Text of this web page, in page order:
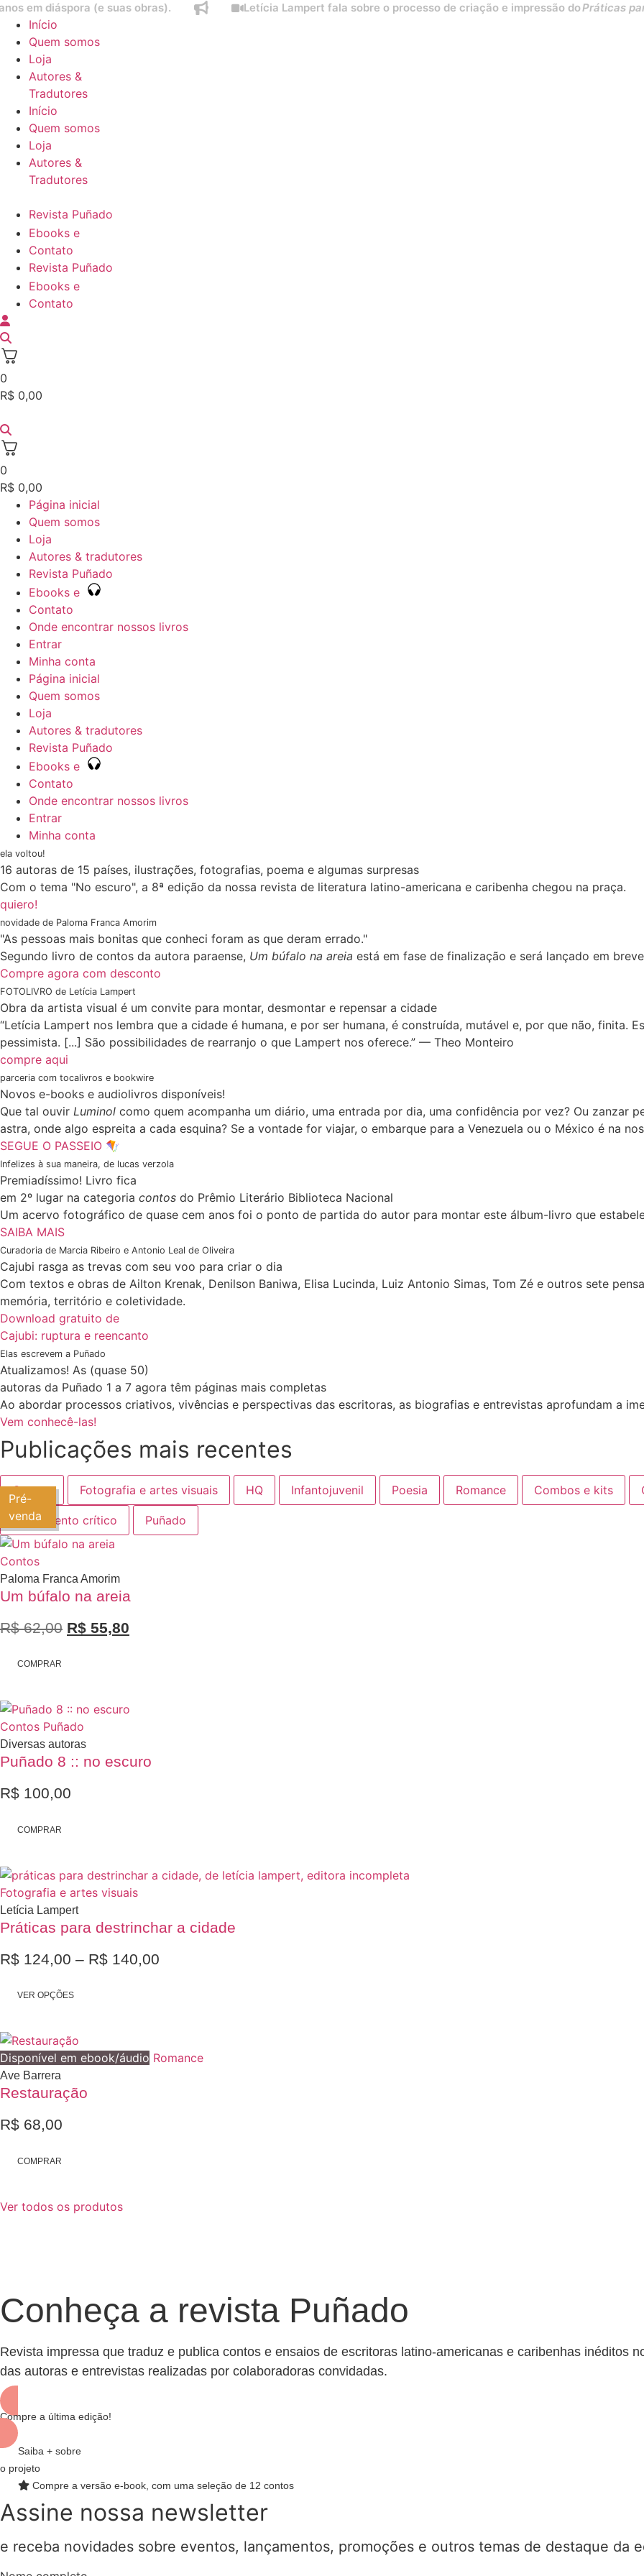
Ir
para
conteúdo
(e suas obras). Letícia Lampert fala sobre o processo de criação e impressão doPráticas para
Início
Quem somos
Loja
Autores &
Tradutores
Início
Quem somos
Loja
Autores &
Tradutores
Revista Puñado
Ebooks e
Contato
Revista Puñado
Ebooks e
Contato
0
R$ 0,00
0
R$ 0,00
Página inicial
Quem somos
Loja
Autores & tradutores
Revista Puñado
Ebooks e
Contato
Onde encontrar nossos livros
Entrar
Minha conta
Página inicial
Quem somos
Loja
Autores & tradutores
Revista Puñado
Ebooks e
Contato
Onde encontrar nossos livros
Entrar
Minha conta
ela voltou!
16 autoras de 15 países, ilustrações, fotografias, poema e algumas surpresas
Com o tema "No escuro", a 8ª edição da nossa revista de literatura latino-americana e caribenha chegou na praça.
quiero!
novidade de Paloma Franca Amorim
"As pessoas mais bonitas que conheci foram as que deram errado."
Segundo livro de contos da autora paraense, Um búfalo na areia está em fase de finalização e será lançado em
Compre agora com desconto
FOTOLIVRO de Letícia Lampert
Obra da artista visual é um convite para montar, desmontar e repensar a cidade
“Letícia Lampert nos lembra que a cidade é humana, e por ser humana, é construída, mutável e, por que não, finita.
pessimista. [...] São possibilidades de rearranjo o que Lampert nos oferece.” — Theo Monteiro
compre aqui
parceria com tocalivros e bookwire
Novos e-books e audiolivros disponíveis!
Que tal ouvir Luminol como quem acompanha um diário, uma entrada por dia, uma confidência por vez? Ou zanzar
astra, onde algo espreita a cada esquina? Se a vontade for viajar, o embarque para a Venezuela ou o México é na
SEGUE O PASSEIO 🪁
Infelizes à sua maneira, de lucas verzola
Premiadíssimo! Livro fica
em 2º lugar na categoria contos do Prêmio Literário Biblioteca Nacional
Um acervo fotográfico de quase cem anos foi o ponto de partida do autor para montar este álbum-livro que
SAIBA MAIS
Curadoria de Marcia Ribeiro e Antonio Leal de Oliveira
Cajubi rasga as trevas com seu voo para criar o dia
Com textos e obras de Ailton Krenak, Denilson Baniwa, Elisa Lucinda, Luiz Antonio Simas, Tom Zé e outros sete
memória, território e coletividade.
Download gratuito de
Cajubi: ruptura e reencanto
Elas escrevem a Puñado
Atualizamos! As (quase 50)
autoras da Puñado 1 a 7 agora têm páginas mais completas
Ao abordar processos criativos, vivências e perspectivas das escritoras, as biografias e entrevistas aprofundam a
Vem conhecê-las!
Publicações mais recentes
Contos Fotografia e artes visuais HQ Infantojuvenil Poesia Romance Combos e kits
Pensamento crítico Puñado
Pré-
venda
Contos
Paloma Franca Amorim
Um búfalo na areia
R$62,00 O
R$ 62,00.
R$ 55,80
COMPRAR
Contos Puñado
Diversas autoras
Puñado 8 :: no escuro
R$ 100,00
COMPRAR
Fotografia e artes visuais
Letícia Lampert
Práticas para destrinchar a cidade
R$ 124,00 – R$ 140,00
VER OPÇÕES
variantes.
produto
Disponível em ebook/áudio Romance
Ave Barrera
Restauração
R$ 68,00
COMPRAR
Ver todos os produtos
Conheça a revista Puñado
Revista impressa que traduz e publica contos e ensaios de escritoras latino-americanas e caribenhas inéditos
das autoras e entrevistas realizadas por colaboradoras convidadas.
Compre a última edição!
Saiba + sobre
o projeto
Compre a versão e-book, com uma seleção de 12 contos
Assine nossa newsletter
e receba novidades sobre eventos, lançamentos, promoções e outros temas de destaque da